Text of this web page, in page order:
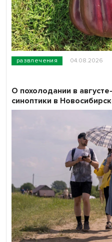
развлечения 04.08.2026
О похолодании в
синоптики в